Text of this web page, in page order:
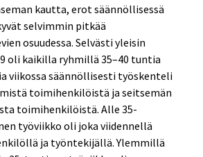
kautta, erot säännöllisessä
selvimmin pitkää
osuudessa. Selvästi yleisin
oli kaikilla ryhmillä 35–40 tuntia
viikossa säännöllisesti työskenteli
toimihenkilöistä ja seitsemän
toimihenkilöistä. Alle 35-
työviikko oli joka viidennellä
ja työntekijällä. Ylemmillä